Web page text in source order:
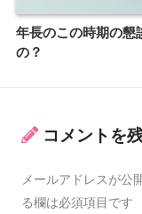
年長のこの時期の懇
の？
コメントを
メールアドレスが公
る欄は必須項目です